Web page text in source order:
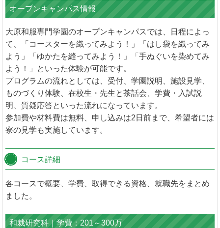
オープンキャンパス情報
大原和服専門学園のオープンキャンパスでは、日程によっ
て、「コースターを織ってみよう！」「はし袋を織ってみ
よう」「ゆかたを縫ってみよう！」「手ぬぐいを染めてみ
よう！」といった体験が可能です。
プログラムの流れとしては、受付、学園説明、施設見学、
ものづくり体験、在校生・先生と茶話会、学費・入試説
明、質疑応答といった流れになっています。
参加費や材料費は無料、申し込みは2日前まで、希望者には
寮の見学も実施しています。
コース詳細
各コースで概要、学費、取得できる資格、就職先をまとめ
ました。
和裁研究科｜学費：201～300万